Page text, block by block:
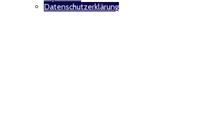
Datenschutzerklärung